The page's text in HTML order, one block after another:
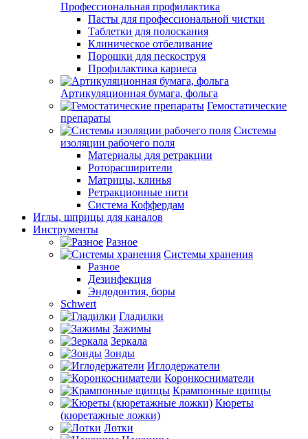
Профессиональная профилактика
Пасты для профессиональной чистки
Таблетки для полоскания
Клиническое отбеливание
Порошки для пескоструя
Профилактика кариеса
Артикуляционная бумага, фольга
Гемостатические
препараты
Системы
изоляции рабочего поля
Материалы для ретракции
Роторасширители
Матрицы, клинья
Ретракционные нити
Система Коффердам
Иглы, шприцы для каналов
Инструменты
Разное
Системы хранения
Разное
Дезинфекция
Эндодонтия, боры
Schwert
Гладилки
Зажимы
Зеркала
Зонды
Иглодержатели
Коронкосниматели
Крампонные щипцы
Кюреты
(кюретажные ложки)
Лотки